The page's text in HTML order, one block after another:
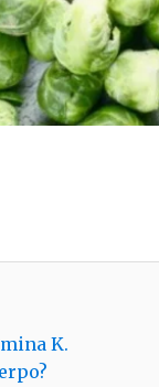
K.